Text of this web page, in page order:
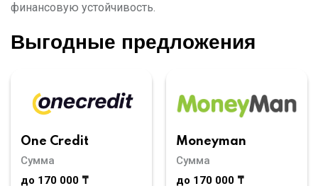
финансовую устойчивость.
Выгодные предложения
One Credit
Сумма
до 170 000 ₸
Moneyman
Сумма
до 170 000 ₸